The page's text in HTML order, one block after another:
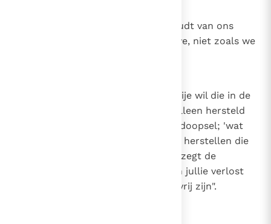
Hoe God van ons houdt. God houdt van ons
zoals we zullen zijn door zijn gave, niet zoals we
Het herstel van de vrije wil. De vrije wil die in de
eerste mens verwond was, kan alleen hersteld
worden door de genade van het doopsel; 'wat
verloren is gegaan, kan alleen Hij herstellen die
in staat was het te geven'. En zo zegt de
Waarheid zelf: "Wanneer de Zoon jullie verlost
heeft, dan zullen jullie werkelijk vrij zijn".